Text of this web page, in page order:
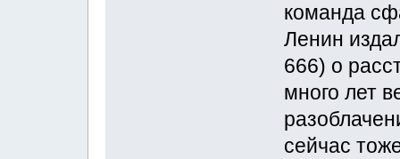
команда
Ленин
666) о
много лет
сейчас